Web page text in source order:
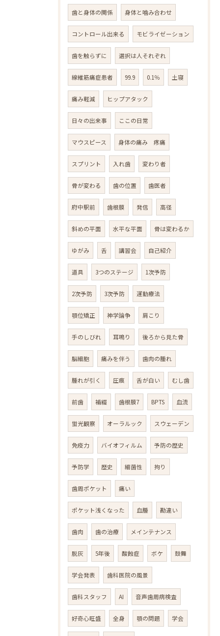
歯と身体の関係 身体と噛み合わせ
コントロール出来る モビライゼーション
歯を触らずに 選択は人それぞれ
線維筋痛症患者 99.9 0.1％ 土寝
痛み軽減 ヒップアタック
日々の出来事 ここの日常
マウスピース 身体の痛み 疼痛
スプリント 入れ歯 変わり者
骨が変わる 歯の位置 歯医者
府中駅前 歯根膜 発信 高径
斜めの平面 水平な平面 骨は変わるか
ゆがみ 舌 講習会 自己紹介
道具 3つのステージ 1次予防
2次予防 3次予防 運動療法
顎位矯正 神学論争 肩こり
手のしびれ 耳鳴り 後ろから見た骨
脳細胞 痛みを伴う 歯肉の腫れ
腫れが引く 圧痕 舌が白い むし歯
前歯 補綴 歯根膜7 BPTS 血流
蛍光観察 オーラルック スウェーデン
免疫力 バイオフィルム 予防の歴史
予防学 歴史 細菌性 拘り
歯周ポケット 痛い
ポケット浅くなった 血腫 勘違い
歯肉 歯の治療 メインテナンス
脱灰 5年後 酸蝕症 ボケ 鼓舞
学会発表 歯科医院の風景
歯科スタッフ AI 音声歯周病検査
好奇心旺盛 全身 顎の問題 学会